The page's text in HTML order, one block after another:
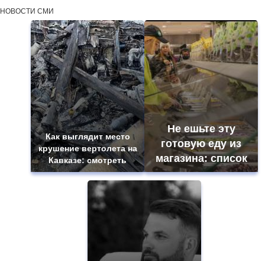
НОВОСТИ СМИ
Как выглядит место
крушение вертолета на
Кавказе: смотреть
Не ешьте эту
готовую еду из
магазина: список